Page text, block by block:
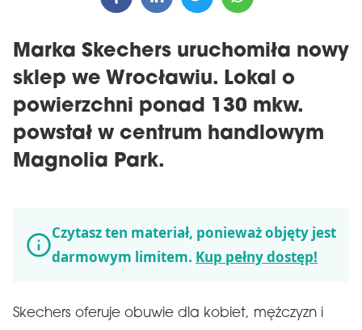
Marka Skechers uruchomiła nowy
sklep we Wrocławiu. Lokal o
powierzchni ponad 130 mkw.
powstał w centrum handlowym
Magnolia Park.
Czytasz ten materiał, ponieważ objęty jest
darmowym limitem. Kup pełny dostęp!
Skechers oferuje obuwie dla kobiet, mężczyzn i